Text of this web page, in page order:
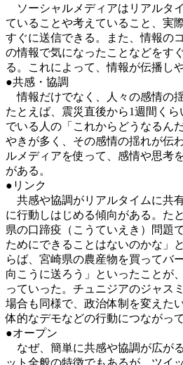
ソーシャルメディアはリアルタ
ていることや考えていること、実
すぐに送信できる。また、情報の
の情報で気になったことなどをす
る。これによって、情報が伝播し
●共感・協調
情報だけでなく、人々の感情の
たとえば、震災直後から1週間く
でいる人の「これからどうなるん
やきが多く、その感情の揺れが伝
ルメディアを使って、感情や思考
がある。
●リンク
共感や協調がリアルタイムに共
に行動しはじめる傾向がある。た
県の口蹄疫（こうていえき）問題
ためにできることはないのかな」
らば、宮崎県の農産物を買ってバ
向こうに送ろう」といったことが
っていった。チュニジアのジャス
場合も同様で、政治体制を変えた
体的なデモなどの行動につながっ
●オープン
なぜ、簡単に共感や協調が広が
ット全般の特徴でもあるが、ツイ